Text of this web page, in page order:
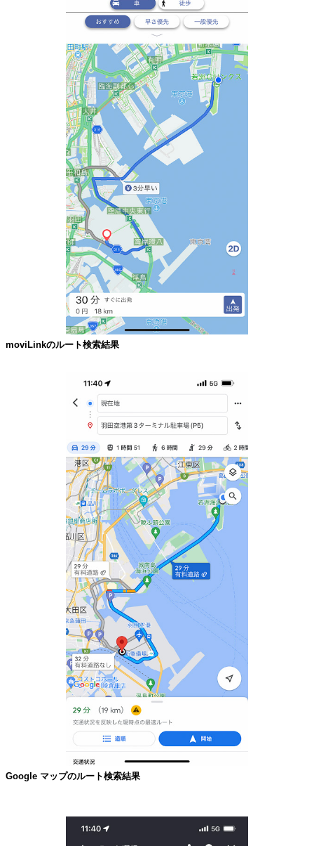
moviLinkのルート検索結果
Google マップのルート検索結果